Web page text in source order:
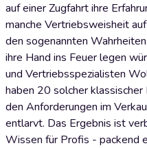
auf einer Zugfahrt ihre
manche Vertriebsweisheit
den sogenannten
ihre Hand ins Feuer legen
und Vertriebsspezialisten
haben 20 solcher
den Anforderungen im
entlarvt. Das Ergebnis ist
Wissen für Profis - packend